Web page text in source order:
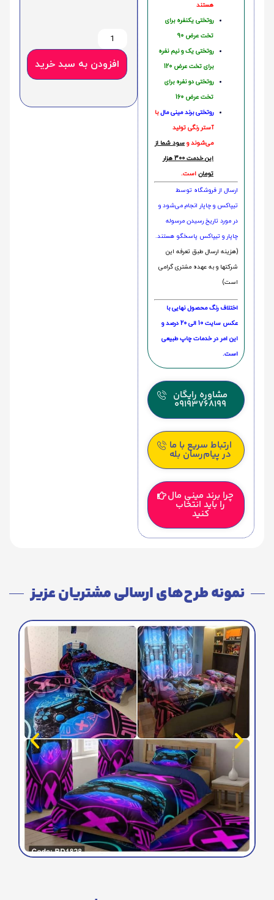
هستند
روتختی یکنفره برای
تخت عرض 90
روتختی یک و نیم نفره
برای تخت عرض 120
روتختی دو نفره برای
تخت عرض 160
روتختی‌ برند مینی مالبا
آستر رنگی تولید
می‌شوند و سود شما از
این خدمت 300 هزار
تومان است.
ارسال از فروشگاه توسط
تیپاکس و چاپار انجام می‌شود و
در مورد تاریخ رسیدن مرسوله
چاپار و تیپاکس پاسخگو هستند.
(هزینه ارسال طبق تعرفه این
شرکتها و به عهده مشتری گرامی
است)
اختلاف رنگ محصول نهایی با
عکس سایت 10 الی 20 درصد و
این امر در خدمات چاپ طبیعی
است.
مشاوره رایگان
09193768199
ارتباط سریع با ما
در پیام‌رسان بله
چرا برند مینی مال
را باید انتخاب
کنید
افزودن به سبد خرید
نمونه طرح‌های ارسالی مشتریان عزیز